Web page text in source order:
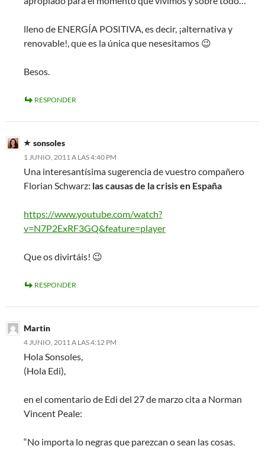
lleno de ENERGÍA POSITIVA, es decir, ¡alternativa y
renovable!, que es la única que nesesitamos 😉
Besos.
RESPONDER
sonsoles
1 JUNIO, 2011 A LAS 4:40 PM
Una interesantísima sugerencia de vuestro compañero
Florian Schwarz: las causas de la crisis en España
https://www.youtube.com/watch?
v=N7P2ExRF3GQ&feature=player
Que os divirtáis! 😉
RESPONDER
Martin
4 JUNIO, 2011 A LAS 4:12 PM
Hola Sonsoles,
(Hola Edi),
en el comentario de Edi del 27 de marzo cita a Norman
Vincent Peale:
“No importa lo negras que parezcan o sean las cosas.